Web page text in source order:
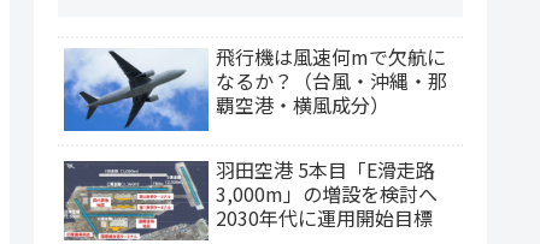
飛行機は風速何mで欠航に
なるか？（台風・沖縄・那
覇空港・横風成分）
羽田空港 5本目「E滑走路
3,000m」の増設を検討へ
2030年代に運用開始目標